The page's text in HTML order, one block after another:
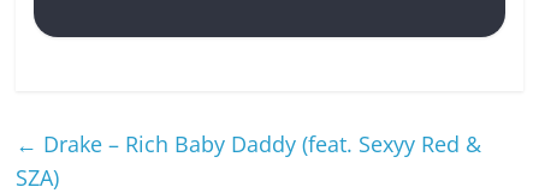
← Drake – Rich Baby Daddy (feat. Sexyy Red &
SZA)